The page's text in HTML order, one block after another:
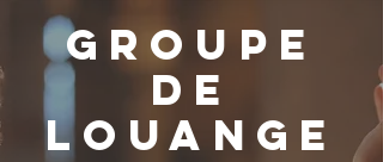
GROUPE
DE
LOUANGE